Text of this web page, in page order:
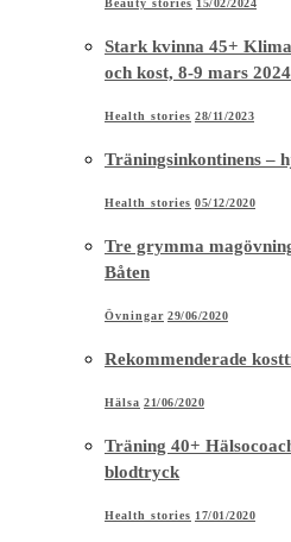
Beauty stories 15/02/2024
Stark kvinna 45+
och kost, 8-9 mars 2024
Health stories 28/11/2023
Träningsinkontinens –
Health stories 05/12/2020
Tre grymma
Båten
Övningar 29/06/2020
Rekommenderade
Hälsa 21/06/2020
Träning 40+
blodtryck
Health stories 17/01/2020